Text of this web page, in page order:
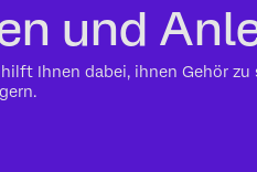
und
Ihnen dabei, ihnen Gehör zu